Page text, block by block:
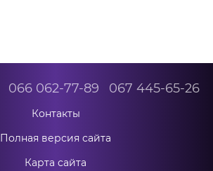
066 062-77-89 067 445-65-26
Контакты
Полная версия сайта
Карта сайта